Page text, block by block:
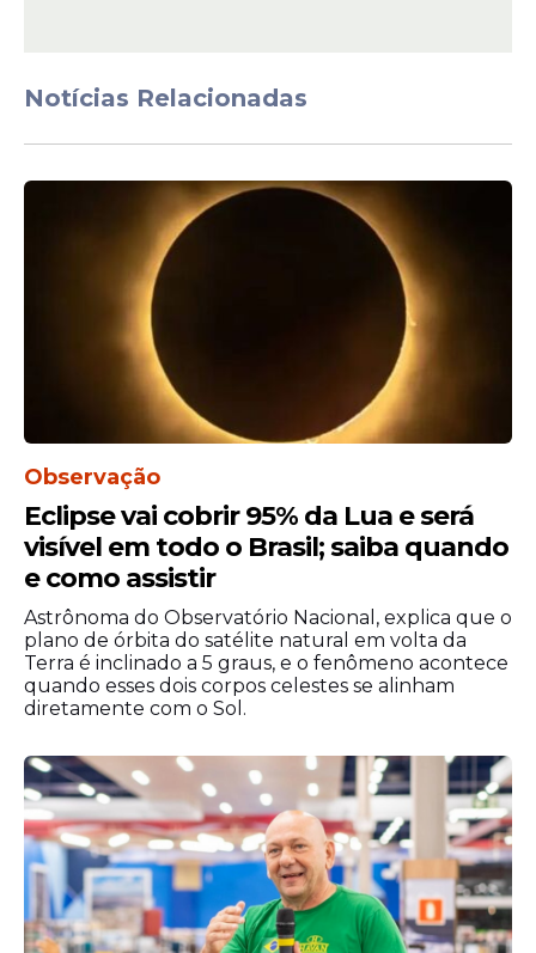
Notícias Relacionadas
Observação
Eclipse vai cobrir 95% da Lua e será
visível em todo o Brasil; saiba quando
e como assistir
Astrônoma do Observatório Nacional, explica que o
plano de órbita do satélite natural em volta da
Terra é inclinado a 5 graus, e o fenômeno acontece
quando esses dois corpos celestes se alinham
diretamente com o Sol.